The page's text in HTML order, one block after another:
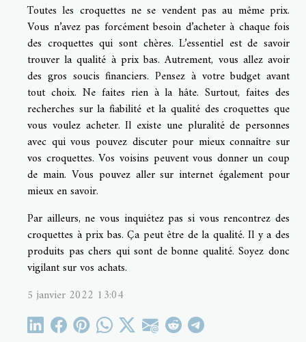
Toutes les croquettes ne se vendent pas au même prix.
Vous n’avez pas forcément besoin d’acheter à chaque fois
des croquettes qui sont chères. L’essentiel est de savoir
trouver la qualité à prix bas. Autrement, vous allez avoir
des gros soucis financiers. Pensez à votre budget avant
tout choix. Ne faites rien à la hâte. Surtout, faites des
recherches sur la fiabilité et la qualité des croquettes que
vous voulez acheter. Il existe une pluralité de personnes
avec qui vous pouvez discuter pour mieux connaître sur
vos croquettes. Vos voisins peuvent vous donner un coup
de main. Vous pouvez aller sur internet également pour
mieux en savoir.
Par ailleurs, ne vous inquiétez pas si vous rencontrez des
croquettes à prix bas. Ça peut être de la qualité. Il y a des
produits pas chers qui sont de bonne qualité. Soyez donc
vigilant sur vos achats.
5 janvier 2022 13:04